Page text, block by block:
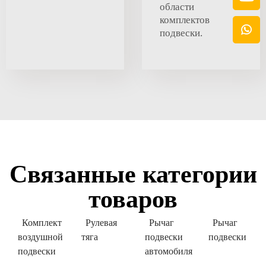
области
комплектов
подвески.
Связанные категории
товаров
Комплект
воздушной
подвески
Рулевая
тяга
Рычаг
подвески
автомобиля
Рычаг
подвески